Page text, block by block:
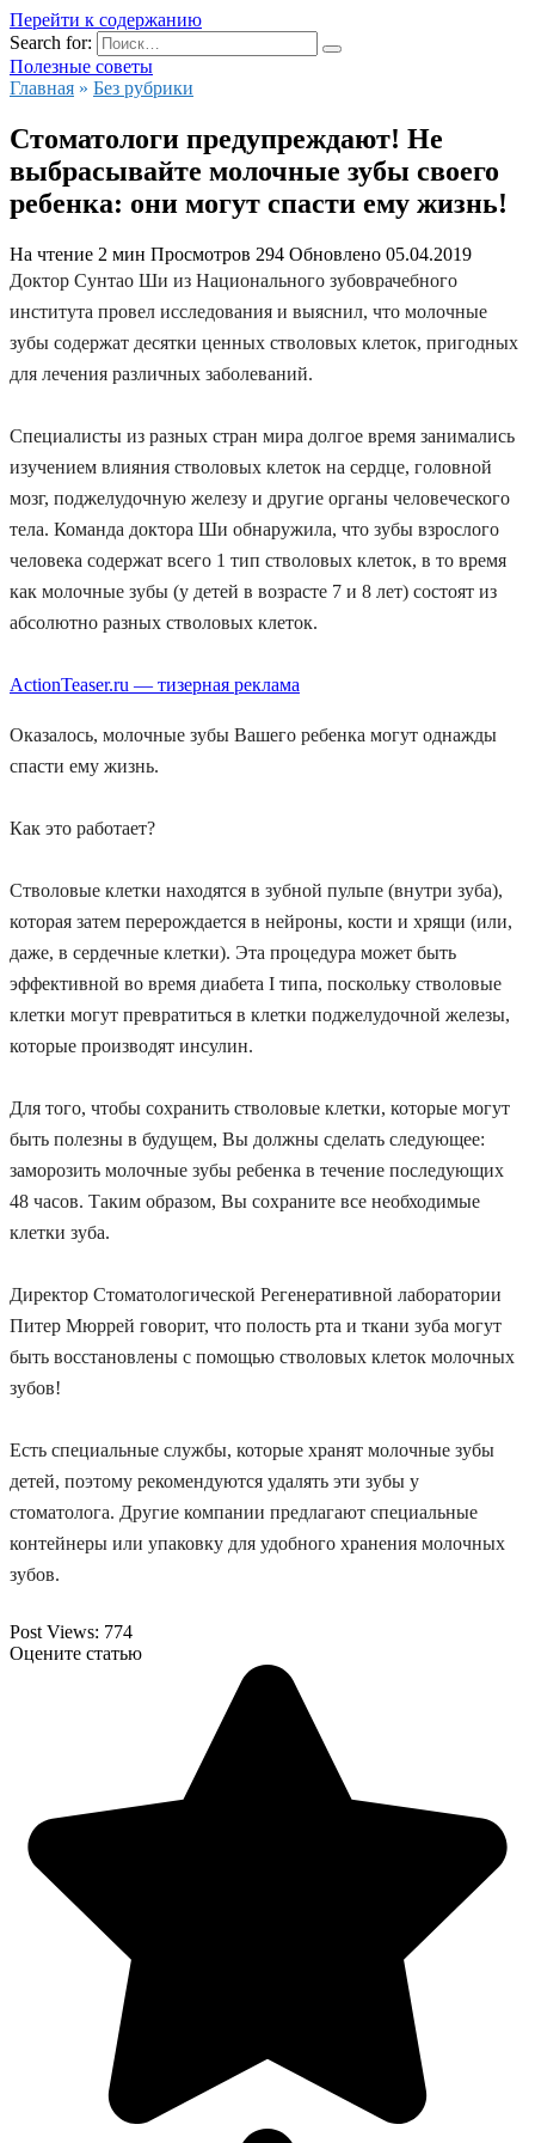
Перейти к содержанию
Search for:
Полезные советы
Главная » Без рубрики
Стоматологи предупреждают! Не
выбрасывайте молочные зубы своего
ребенка: они могут спасти ему жизнь!
На чтение 2 мин Просмотров 294 Обновлено 05.04.2019
Доктор Сунтао Ши из Национального зубоврачебного
института провел исследования и выяснил, что молочные
зубы содержат десятки ценных стволовых клеток, пригодных
для лечения различных заболеваний.
Специалисты из разных стран мира долгое время занимались
изучением влияния стволовых клеток на сердце, головной
мозг, поджелудочную железу и другие органы человеческого
тела. Команда доктора Ши обнаружила, что зубы взрослого
человека содержат всего 1 тип стволовых клеток, в то время
как молочные зубы (у детей в возрасте 7 и 8 лет) состоят из
абсолютно разных стволовых клеток.
ActionTeaser.ru — тизерная реклама
Оказалось, молочные зубы Вашего ребенка могут однажды
спасти ему жизнь.
Как это работает?
Стволовые клетки находятся в зубной пульпе (внутри зуба),
которая затем перерождается в нейроны, кости и хрящи (или,
даже, в сердечные клетки). Эта процедура может быть
эффективной во время диабета I типа, поскольку стволовые
клетки могут превратиться в клетки поджелудочной железы,
которые производят инсулин.
Для того, чтобы сохранить стволовые клетки, которые могут
быть полезны в будущем, Вы должны сделать следующее:
заморозить молочные зубы ребенка в течение последующих
48 часов. Таким образом, Вы сохраните все необходимые
клетки зуба.
Директор Стоматологической Регенеративной лаборатории
Питер Мюррей говорит, что полость рта и ткани зуба могут
быть восстановлены с помощью стволовых клеток молочных
зубов!
Есть специальные службы, которые хранят молочные зубы
детей, поэтому рекомендуются удалять эти зубы у
стоматолога. Другие компании предлагают специальные
контейнеры или упаковку для удобного хранения молочных
зубов.
Post Views: 774
Оцените статью